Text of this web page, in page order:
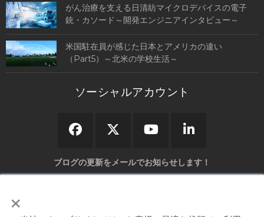
×
がん治療を支える日清紡マイクロデバイスの電子
銃・カソード～開発エンジニアインタビュー～
米国駐在員が感じた日本とアメリカの違い
（Part5）～北米の学校生活～
ソーシャルアカウント
ブログの更新をメールでお知らせします！